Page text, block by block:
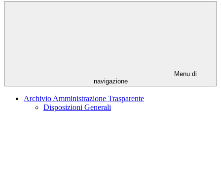
Menu di
navigazione
Archivio Amministrazione Trasparente
Disposizioni Generali